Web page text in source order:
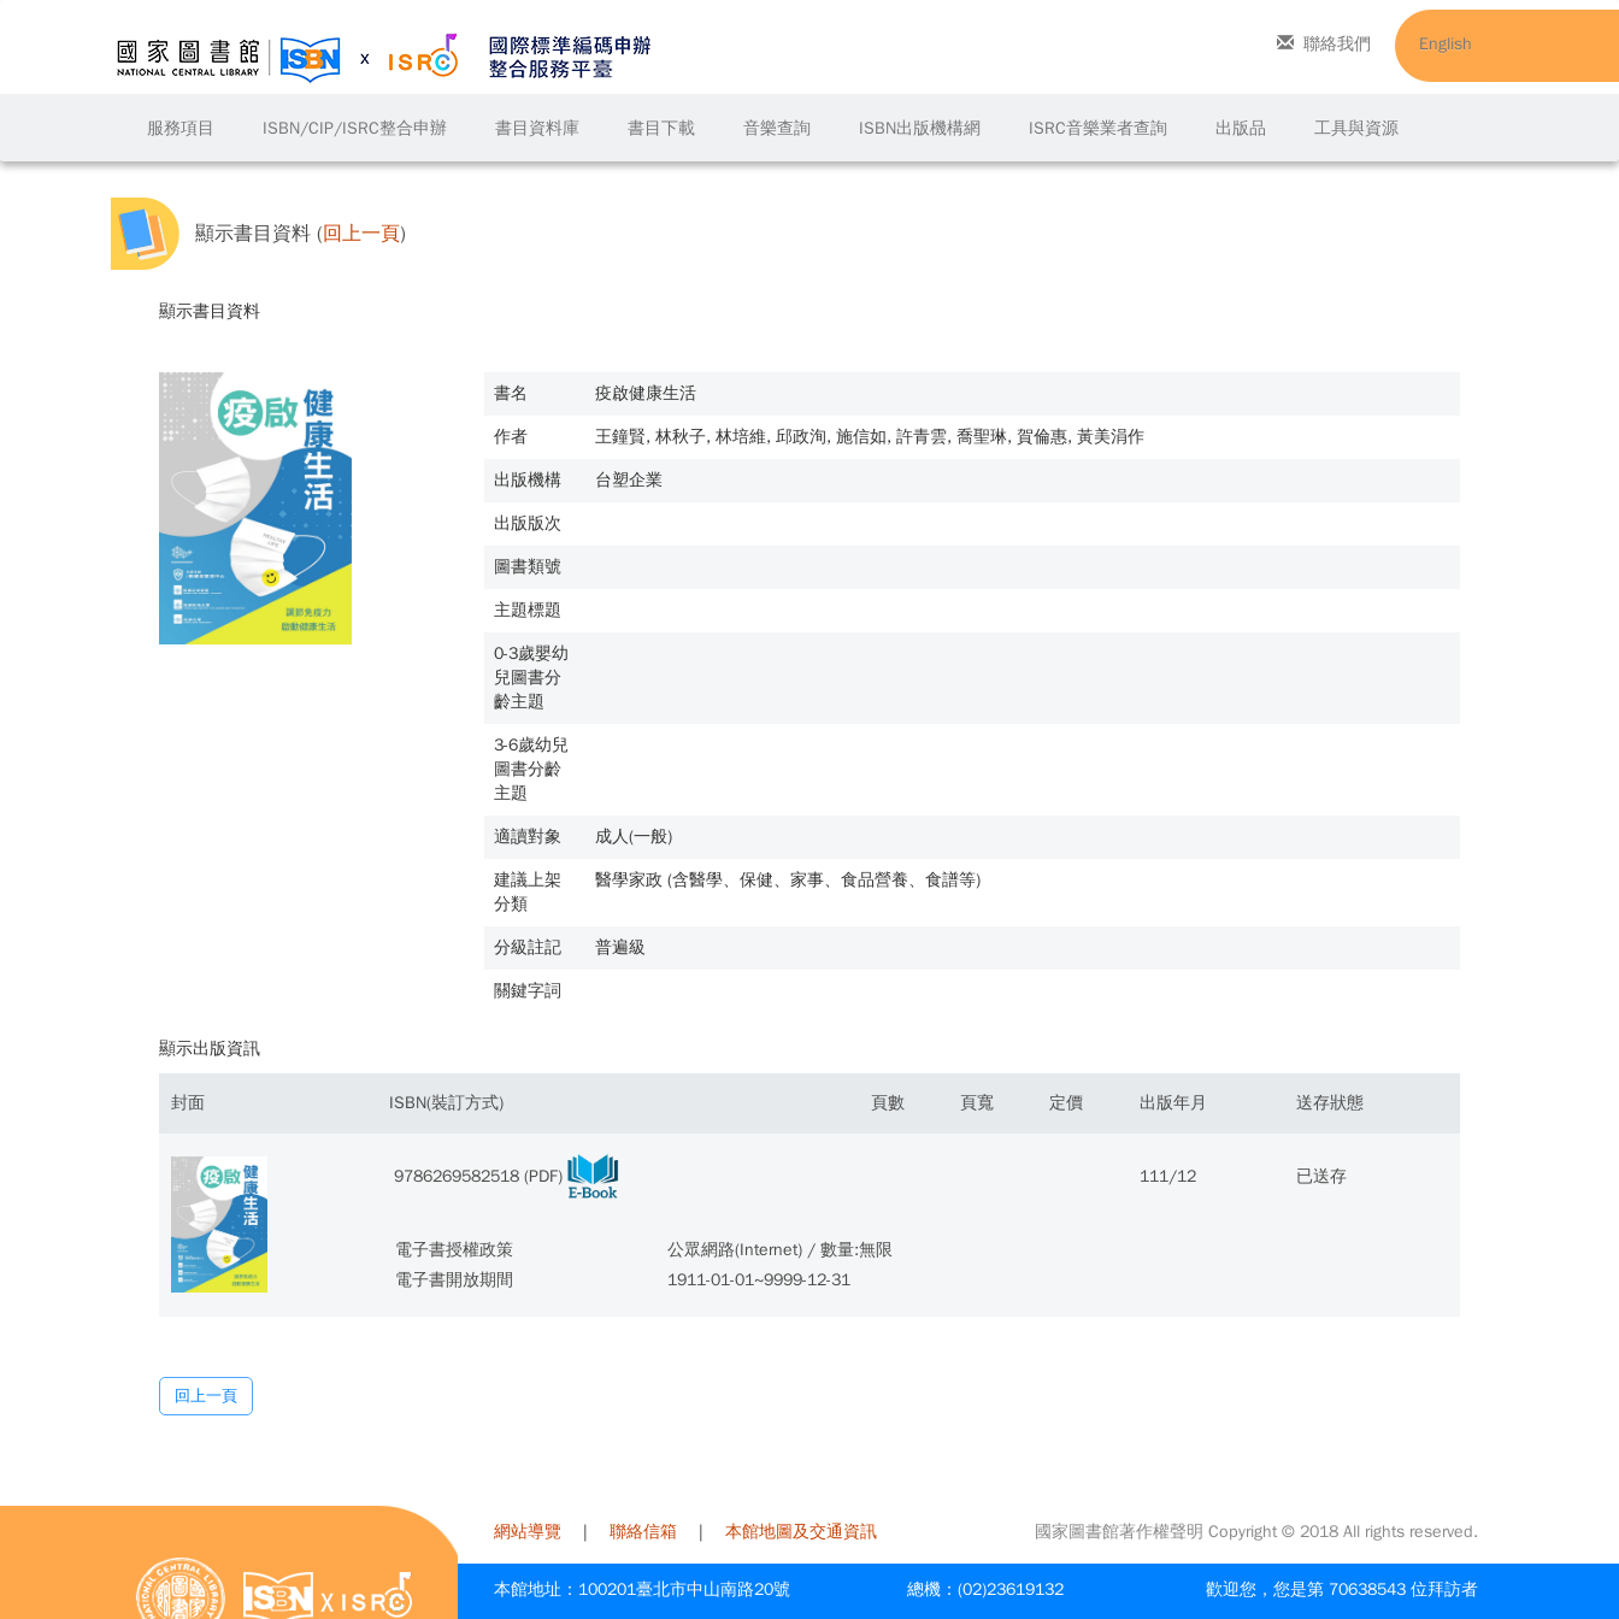
服務項目 ISBN/CIP/ISRC整合申辦 書目資料庫 書目下載 音樂查詢 ISBN出版機構網 ISRC音樂業者查詢 出版品 工具與資源
聯絡我們 English
顯示書目資料 (回上一頁)
顯示書目資料
書名 疫啟健康生活
作者 王鐘賢, 林秋子, 林培維, 邱政洵, 施信如, 許青雲, 喬聖琳, 賀倫惠, 黃美涓作
出版機構 台塑企業
出版版次
圖書類號
主題標題
0-3歲嬰幼
兒圖書分
齡主題
3-6歲幼兒
圖書分齡
主題
適讀對象 成人(一般)
建議上架
分類
醫學家政 (含醫學、保健、家事、食品營養、食譜等)
分級註記 普遍級
關鍵字詞
顯示出版資訊
封面 ISBN(裝訂方式) 頁數 頁寬 定價 出版年月 送存狀態
9786269582518 (PDF) 111/12 已送存
電子書授權政策
公眾網路(Internet) / 數量:無限
電子書開放期間
1911-01-01~9999-12-31
回上一頁
網站導覽 | 聯絡信箱| 本館地圖及交通資訊 國家圖書館著作權聲明 Copyright © 2018 All rights reserved.
本館地址：100201臺北市中山南路20號 總機：(02)23619132 歡迎您，您是第 70638543 位拜訪者